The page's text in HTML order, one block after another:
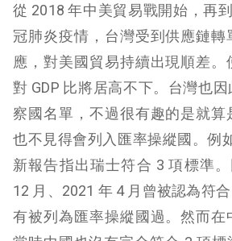
從 2018 年中美貿易戰開始，再
冠肺炎疫情，台灣受到供應鏈轉
應，對美國貿易持續出現順差。
對 GDP 比將居高不下。台灣也
察國名單，不過很有趣的是就算
也不見得會列入匯率操縱國。例
新報告指出瑞士符合 3 項標準
12 月、2021 年 4 月曾被認為符
有被列為匯率操縱國過。然而在